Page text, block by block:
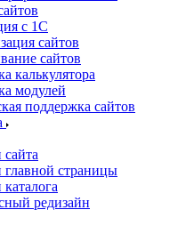
с 1С
сайтов
сайтов
калькулятора
модулей
поддержка сайтов
сайта
главной страницы
редизайн